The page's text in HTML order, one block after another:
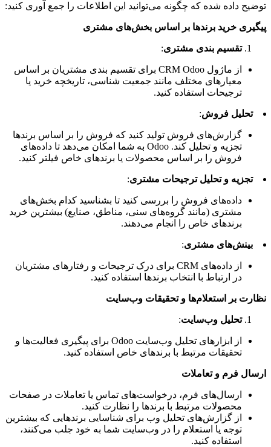
توضیح داده شده که چگونه می‌توانید این اطلاعات را جمع آوری کنید:
پیگیری خرید برندها بر اساس بخش‌های مشتری
تقسیم بندی مشتری:
از ماژول CRM Odoo برای تقسیم بندی مشتریان بر اساس
معیارهای مختلف مانند جمعیت شناسی، تاریخچه خرید یا
ترجیحات استفاده کنید.
تحلیل فروش:
گزارش‌های فروش تولید کنید که فروش را بر اساس برندها
تجزیه و تحلیل کند. Odoo به شما امکان می‌دهد تا داده‌های
فروش را بر اساس محصولات یا برندهای خاص فیلتر کنید.
تجزیه و تحلیل ترجیحات مشتری:
داده‌های فروش را بررسی کنید تا بشناسید کدام بخش‌های
مشتری (مانند گروه‌های سنی، مناطق، صنایع) بیشترین خرید
برندهای خاص را انجام می‌دهند.
بینش‌های مشتری:
از داده‌های CRM برای درک ترجیحات و رفتارهای مشتریان
در ارتباط با انتخاب برندها استفاده کنید.
نظارت بر استعلام‌ها و تحقیقات وب‌سایت
تحلیل وب‌سایت:
از ابزارهای تحلیل وب‌سایت Odoo برای پیگیری فعالیت‌ها و
تحقیقات مرتبط با برندهای خاص استفاده کنید.
ارسال فرم و تعاملات
ارسال‌های فرم، درخواست‌های تماس یا تعاملات در صفحات
محصولات مرتبط با برندها را نظارت کنید.
از گزارش‌های تحلیل وب برای شناسایی برندهایی که بیشترین
توجه یا استعلام را در وب‌سایت شما به خود جلب می‌کنند،
استفاده کنید.